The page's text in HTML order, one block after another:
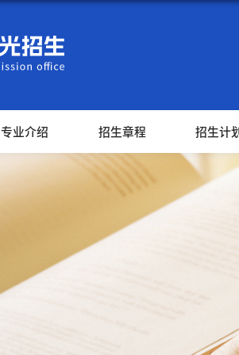
专业介绍 招生章程 招生计